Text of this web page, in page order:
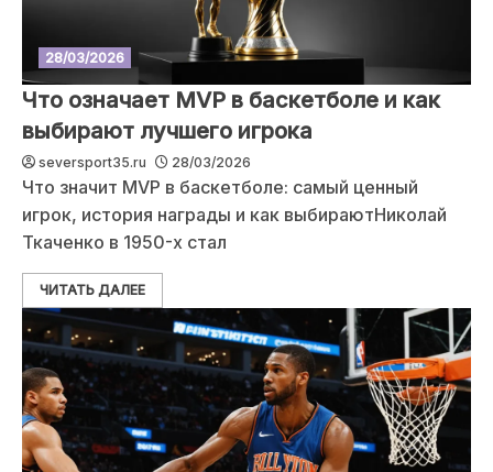
28/03/2026
Что означает MVP в баскетболе и как
выбирают лучшего игрока
seversport35.ru 28/03/2026
Что значит MVP в баскетболе: самый ценный
игрок, история награды и как выбираютНиколай
Ткаченко в 1950-х стал
ЧИТАТЬ ДАЛЕЕ